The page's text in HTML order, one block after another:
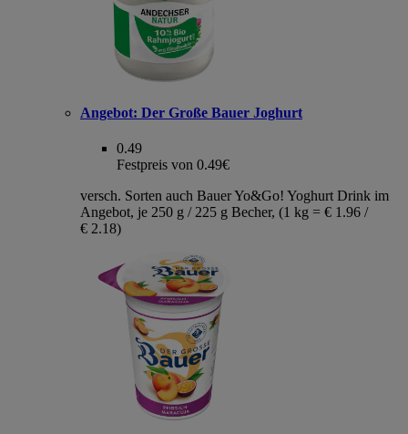
Angebot: Der Große Bauer Joghurt
0.49
Festpreis von 0.49€
versch. Sorten auch Bauer Yo&Go! Yoghurt Drink im
Angebot, je 250 g / 225 g Becher, (1 kg = € 1.96 /
€ 2.18)